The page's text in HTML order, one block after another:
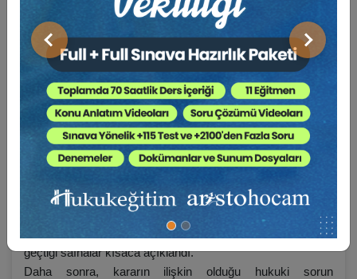
Önceki Sonraki
KARAR METNİ
…
Öncelikle kararın künye bilgilerine yer verildi ve kararın
karar metninin başında yer alan gri tablo bu bilgileri
bölümü eklenerek, yargılamanın
geçtiği safhalar kısaca açıklandı.
Daha sonra, kararın ilişkin olduğu hukuki sorun